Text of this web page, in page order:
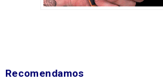
Recomendamos